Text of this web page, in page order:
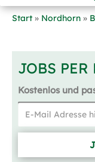
Start
Nordhorn
JOBS
Kostenlos und